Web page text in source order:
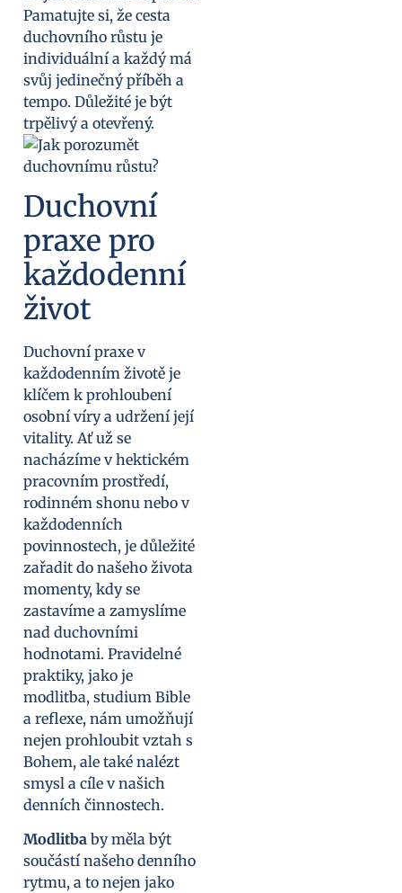
Pamatujte si, že cesta
duchovního růstu je
individuální a každý má
svůj jedinečný příběh a
tempo. Důležité je být
trpělivý a otevřený.
Duchovní
praxe pro
každodenní
život
Duchovní praxe v
každodenním životě je
klíčem k prohloubení
osobní víry a udržení její
vitality. Ať už se
nacházíme v hektickém
pracovním prostředí,
rodinném shonu nebo v
každodenních
povinnostech, je důležité
zařadit do našeho života
momenty, kdy se
zastavíme a zamyslíme
nad duchovními
hodnotami. Pravidelné
praktiky, jako je
modlitba, studium Bible
a reflexe, nám umožňují
nejen prohloubit vztah s
Bohem, ale také nalézt
smysl a cíle v našich
denních činnostech.
Modlitba by měla být
součástí našeho denního
rytmu, a to nejen jako